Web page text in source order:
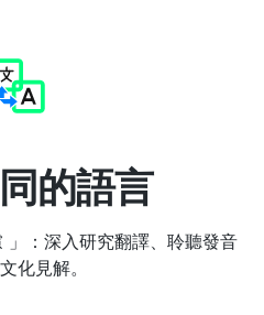
的語言
：深入研究翻譯、聆聽發音
化見解。